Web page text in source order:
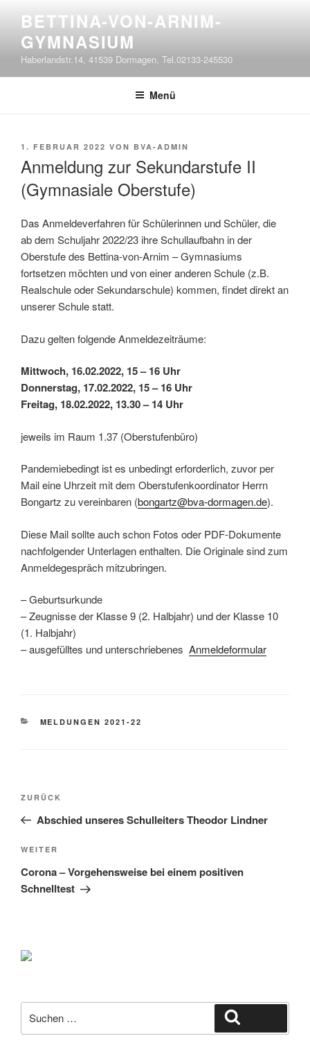
springen
BETTINA-VON-ARNIM-
GYMNASIUM
Haberlandstr.14, 41539 Dormagen, Tel.02133-245530
Menü
VERÖFFENTLICHT
1. FEBRUAR 2022 VON BVA-ADMIN
Anmeldung zur Sekundarstufe II
(Gymnasiale Oberstufe)
Das Anmeldeverfahren für Schülerinnen und Schüler, die
ab dem Schuljahr 2022/23 ihre Schullaufbahn in der
Oberstufe des Bettina-von-Arnim – Gymnasiums
fortsetzen möchten und von einer anderen Schule (z.B.
Realschule oder Sekundarschule) kommen, findet direkt an
unserer Schule statt.
Dazu gelten folgende Anmeldezeiträume:
Mittwoch, 16.02.2022, 15 – 16 Uhr
Donnerstag, 17.02.2022, 15 – 16 Uhr
Freitag, 18.02.2022, 13.30 – 14 Uhr
jeweils im Raum 1.37 (Oberstufenbüro)
Pandemiebedingt ist es unbedingt erforderlich, zuvor per
Mail eine Uhrzeit mit dem Oberstufenkoordinator Herrn
Bongartz zu vereinbaren (bongartz@bva-dormagen.de).
Diese Mail sollte auch schon Fotos oder PDF-Dokumente
nachfolgender Unterlagen enthalten. Die Originale sind zum
Anmeldegespräch mitzubringen.
– Geburtsurkunde
– Zeugnisse der Klasse 9 (2. Halbjahr) und der Klasse 10
(1. Halbjahr)
– ausgefülltes und unterschriebenes Anmeldeformular
KATEGORIEN
MELDUNGEN 2021-22
Beitragsnavigation
Vorheriger
Beitrag
ZURÜCK
Abschied unseres Schulleiters Theodor Lindner
Nächster
Beitrag
WEITER
Corona – Vorgehensweise bei einem positiven
Schnelltest
nach: